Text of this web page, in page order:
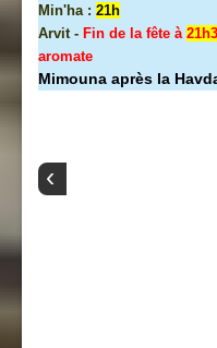
Min'ha : 21h
Arvit - Fin de la fête à
aromate
Mimouna après la
‹